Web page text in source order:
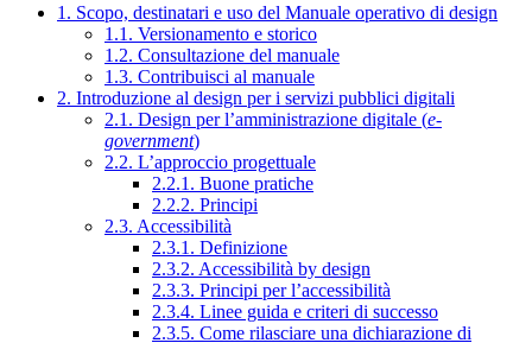
1. Scopo, destinatari e uso del Manuale operativo di design
1.1. Versionamento e storico
1.2. Consultazione del manuale
1.3. Contribuisci al manuale
2. Introduzione al design per i servizi pubblici digitali
2.1. Design per l’amministrazione digitale (e-
government)
2.2. L’approccio progettuale
2.2.1. Buone pratiche
2.2.2. Principi
2.3. Accessibilità
2.3.1. Definizione
2.3.2. Accessibilità by design
2.3.3. Principi per l’accessibilità
2.3.4. Linee guida e criteri di successo
2.3.5. Come rilasciare una dichiarazione di